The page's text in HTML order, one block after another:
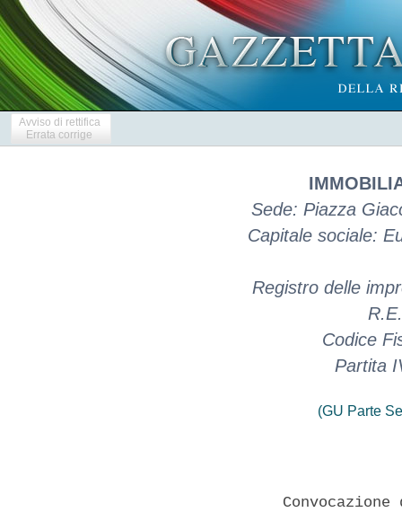
Avviso di rettifica
Errata corrige
Sede: Piazza
Capitale sociale:
Registro delle
Codice
Partita
(GU Parte